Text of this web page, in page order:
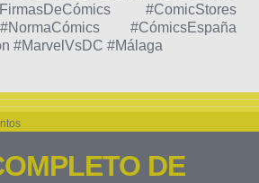
#ComicStores
#CómicsEspaña
#MarvelVsDC #Málaga
DE